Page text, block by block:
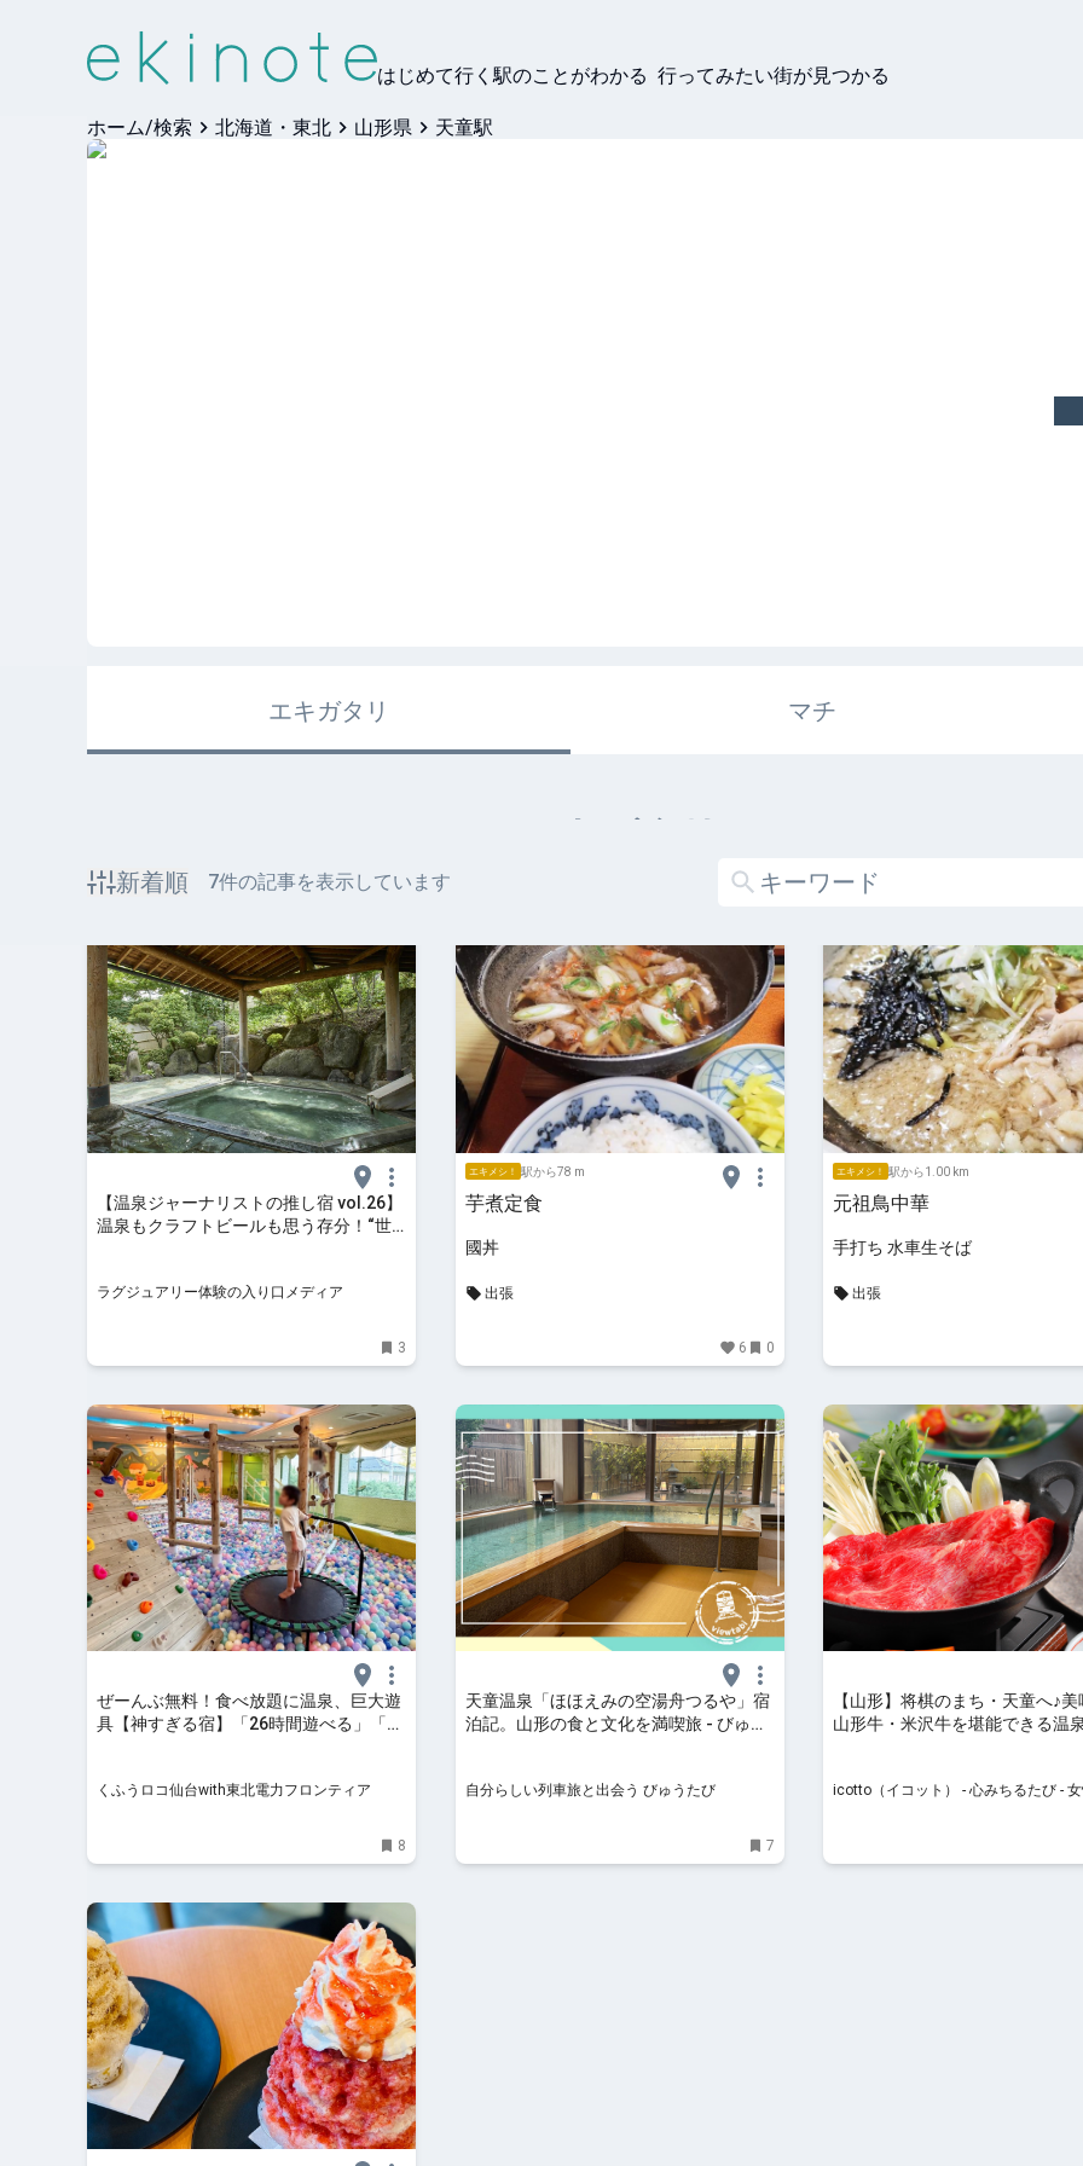
はじめて行く駅のことがわかる 行ってみたい街が見つかる
ホーム/検索 北海道・東北 山形県 天童駅
エキガタリ マチ
エキガタリ
新着順 7件の記事を表示しています
【温泉ジャーナリストの推し宿 vol.26】
温泉もクラフトビールも思う存分！“世
ラグジュアリー体験の入り口メディア
3
エキメシ！ 駅から78 m
芋煮定食
國丼
出張
6 0
エキメシ！ 駅から1.00 km
元祖鳥中華
手打ち 水車生そば
出張
ぜーんぶ無料！食べ放題に温泉、巨大遊
具【神すぎる宿】「26時間遊べる」「1
with東北電力フロンティア
くふうロコ仙台with東北電力フロンティア
8
天童温泉「ほほえみの空湯舟つるや」宿
泊記。山形の食と文化を満喫旅 - びゅう
自分らしい列車旅と出会う びゅうたび
7
【山形】将棋のまち・天童へ♪
山形牛・米沢牛を堪能できる温
icotto（イコット） - 心みちるたび -